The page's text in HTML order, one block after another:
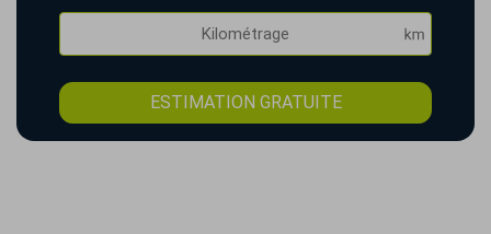
ESTIMATION GRATUITE